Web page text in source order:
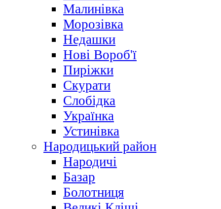
Малинівка
Морозівка
Недашки
Нові Вороб'ї
Пиріжки
Скурати
Слобідка
Українка
Устинівка
Народицький район
Народичі
Базар
Болотниця